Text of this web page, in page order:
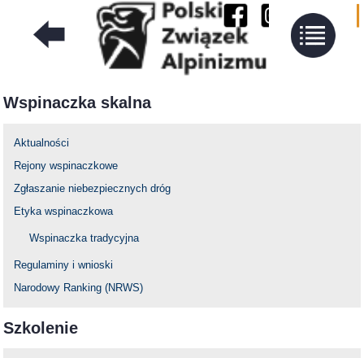
Wspinaczka skalna
Aktualności
Rejony wspinaczkowe
Zgłaszanie niebezpiecznych dróg
Etyka wspinaczkowa
Wspinaczka tradycyjna
Regulaminy i wnioski
Narodowy Ranking (NRWS)
Szkolenie